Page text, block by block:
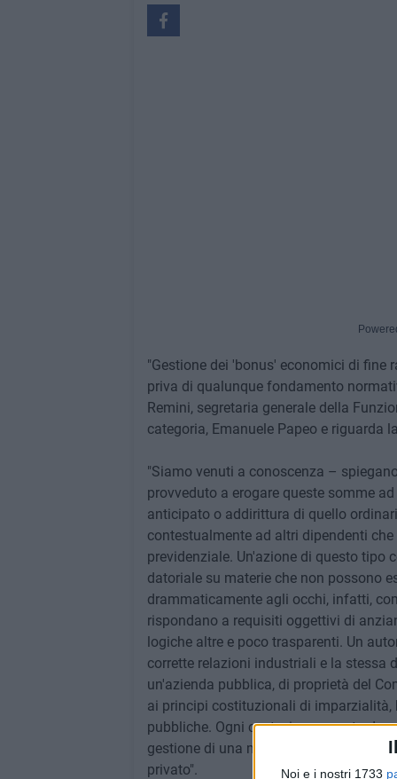
Noi e i nostri 1733
"Gestione dei 'bonus' economici di fine
priva di qualunque fondamento
Remini, segretaria generale della
categoria, Emanuele Papeo e riguarda
"Siamo venuti a conoscenza –
provveduto a erogare queste somme
anticipato o addirittura di quello
contestualmente ad altri dipendenti
previdenziale. Un'azione di questo tipo
datoriale su materie che non possono
drammaticamente agli occhi, infatti,
rispondano a requisiti oggettivi di
logiche altre e poco trasparenti. Un
corrette relazioni industriali e la stessa
un'azienda pubblica, di proprietà del
ai principi costituzionali di imparzialità,
pubbliche. Ogni centesimo erogato
gestione di una municipalizzata non
privato".